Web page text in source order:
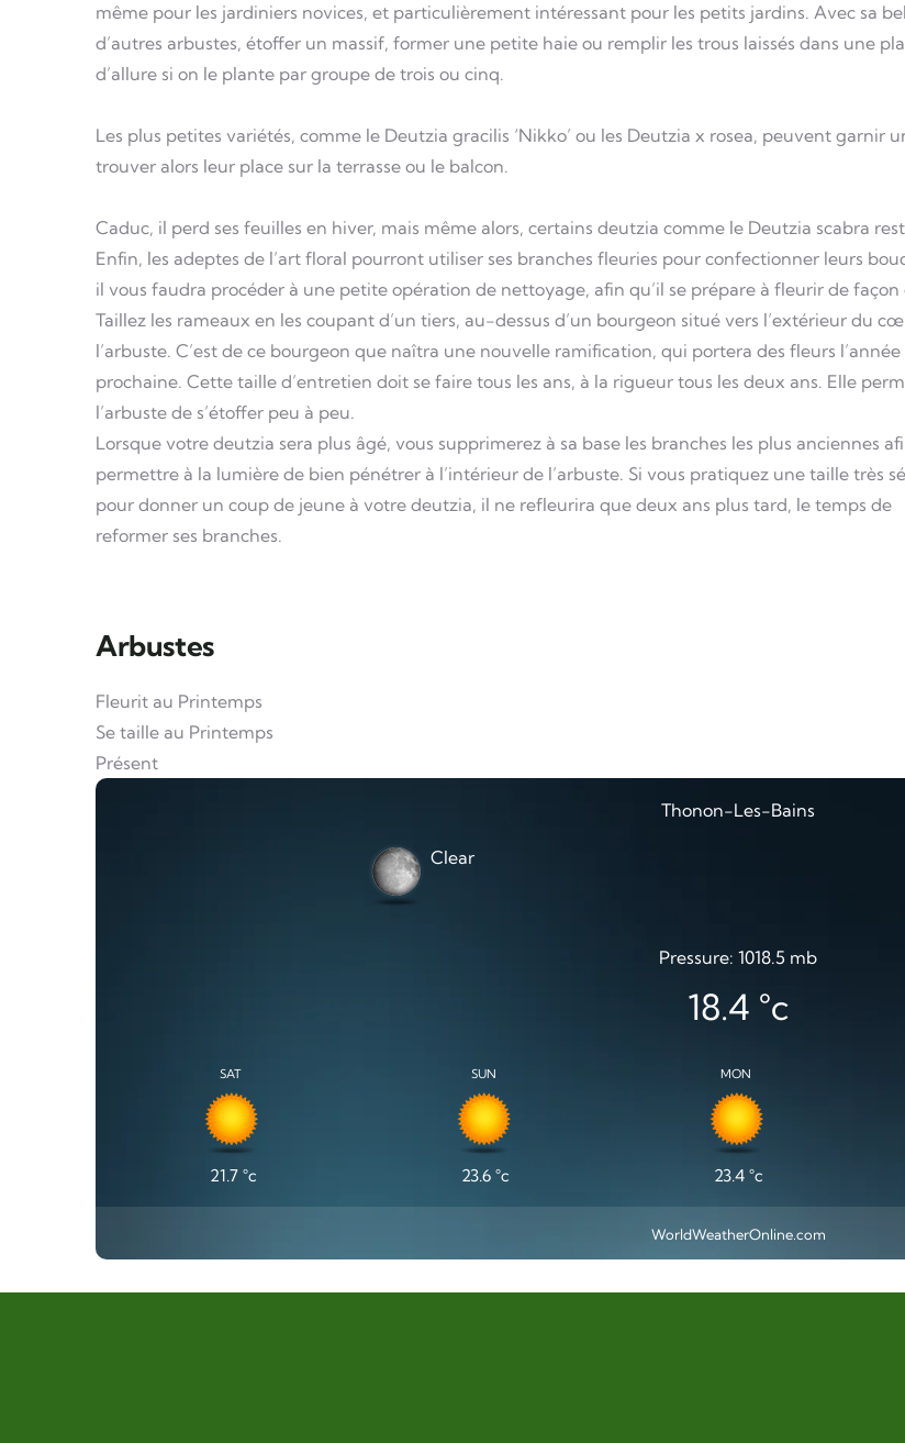
même pour les jardiniers novices, et particulièrement intéressant pour les petits jardins. Avec sa
d’autres arbustes, étoffer un massif, former une petite haie ou remplir les trous laissés dans une
d’allure si on le plante par groupe de trois ou cinq.
Les plus petites variétés, comme le Deutzia gracilis ‘Nikko’ ou les Deutzia x rosea, peuvent
trouver alors leur place sur la terrasse ou le balcon.
Caduc, il perd ses feuilles en hiver, mais même alors, certains deutzia comme le Deutzia scabra
Enfin, les adeptes de l’art floral pourront utiliser ses branches fleuries pour confectionner leurs
il vous faudra procéder à une petite opération de nettoyage, afin qu’il se prépare à fleurir de
Taillez les rameaux en les coupant d’un tiers, au-dessus d’un bourgeon situé vers l’extérieur du
l’arbuste. C’est de ce bourgeon que naîtra une nouvelle ramification, qui portera des fleurs l’année
prochaine. Cette taille d’entretien doit se faire tous les ans, à la rigueur tous les deux ans. Elle
l’arbuste de s’étoffer peu à peu.
Lorsque votre deutzia sera plus âgé, vous supprimerez à sa base les branches les plus anciennes
permettre à la lumière de bien pénétrer à l’intérieur de l’arbuste. Si vous pratiquez une taille très
pour donner un coup de jeune à votre deutzia, il ne refleurira que deux ans plus tard, le temps de
reformer ses branches.
Arbustes
Fleurit au Printemps
Se taille au Printemps
Présent
Thonon-Les-Bains
Clear
Pressure: 1018.5 mb
18.4 °c
SAT
21.7°c
SUN
23.6 °c
MON
23.4°c
WorldWeatherOnline.com